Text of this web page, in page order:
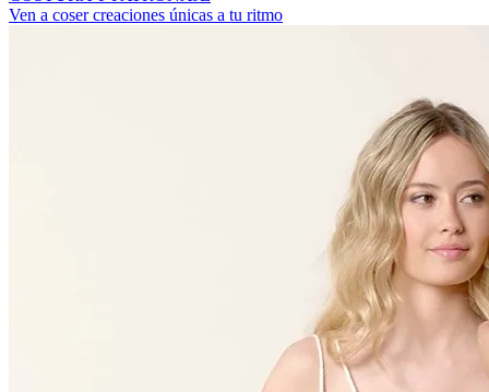
Ven a coser creaciones únicas a tu ritmo